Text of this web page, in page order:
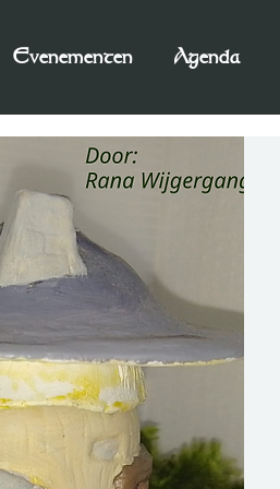
Evenementen Agenda